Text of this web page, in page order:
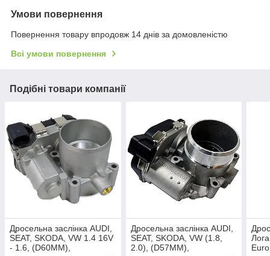
Умови повернення
Повернення товару впродовж 14 днів за домовленістю
Всі умови повернення
Подібні товари компанії
Дросельна заслінка AUDI,
SEAT, SKODA, VW 1.4 16V
- 1.6, (D60MM),
Дросельна заслінка AUDI,
SEAT, SKODA, VW (1.8,
2.0), (D57MM),